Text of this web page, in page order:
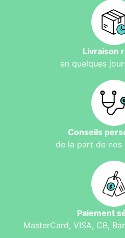
Livraison
en quelques
Conseils
de la part de nos
Paiement
MasterCard, VISA, CB,